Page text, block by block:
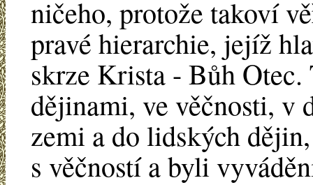
ničeho, protože takoví
pravé hierarchie, jejíž
skrze Krista - Bůh Otec.
dějinami, ve věčnosti, v
zemi a do lidských
s věčností a byli